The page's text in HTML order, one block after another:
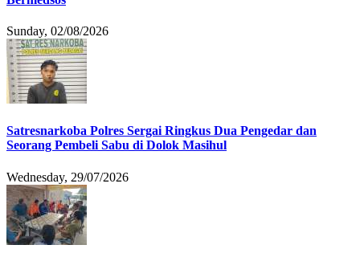
Sunday, 02/08/2026
Satresnarkoba Polres Sergai Ringkus Dua Pengedar dan
Seorang Pembeli Sabu di Dolok Masihul
Wednesday, 29/07/2026